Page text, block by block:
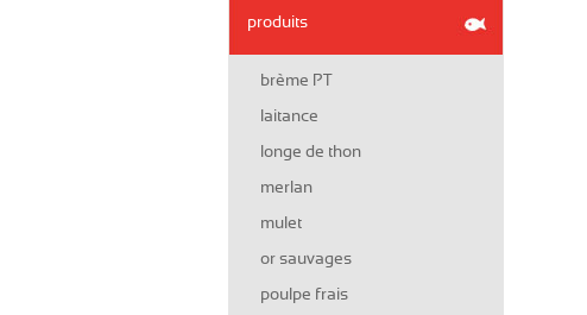
produits
brème PT
laitance
longe de thon
merlan
mulet
or sauvages
poulpe frais